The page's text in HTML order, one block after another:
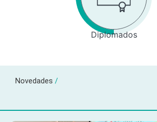
Diplomados
Novedades /